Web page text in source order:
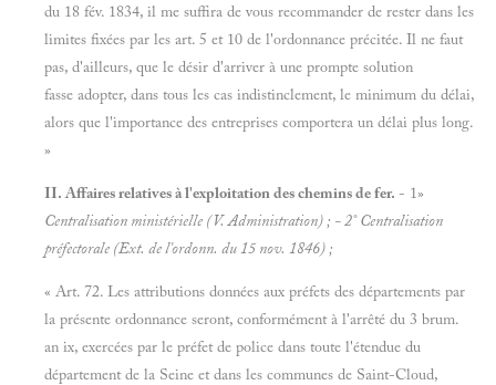
du 18 fév. 1834, il me suffira de vous recommander de rester dans les
limites fixées par les art. 5 et 10 de l'ordonnance précitée. Il ne faut
pas, d'ailleurs, que le désir d'arriver à une prompte solution
fasse adopter, dans tous les cas indistinclement, le minimum du délai,
alors que l'importance des entreprises comportera un délai plus long.
»
II. Affaires relatives à l'exploitation des chemins de fer. - 1»
Centralisation ministérielle (V.Administration) ; - 2°Centralisation
préfectorale (Ext. de l'ordonn. du 15 nov. 1846) ;
« Art. 72. Les attributions données aux préfets des départements par
la présente ordonnance seront, conformément à l'arrêté du 3 brum.
an ix, exercées par le préfet de police dans toute l'étendue du
département de la Seine et dans les communes de Saint-Cloud,